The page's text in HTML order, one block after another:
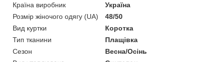
Країна виробник
Україна
Розмір жіночого одягу (UA)
48/50
Вид куртки
Коротка
Тип тканини
Плащівка
Сезон
Весна/Осінь